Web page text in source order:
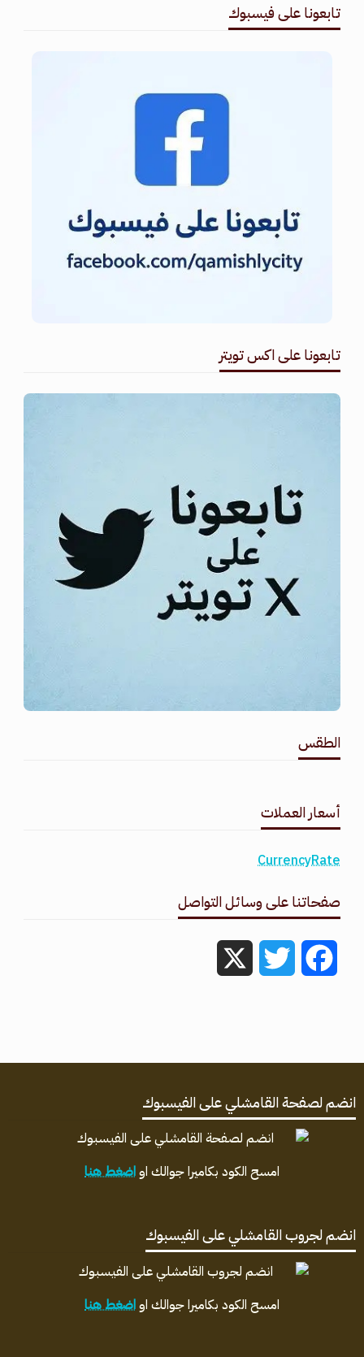
تابعونا على فيسبوك
تابعونا على اكس تويتر
الطقس
أسعار العملات
CurrencyRate
صفحاتنا على وسائل التواصل
Facebook
Twitter
انضم لصفحة القامشلي على الفيسبوك
امسح الكود بكاميرا جوالك اواضغط هنا
انضم لجروب القامشلي على الفيسبوك
امسح الكود بكاميرا جوالك اواضغط هنا